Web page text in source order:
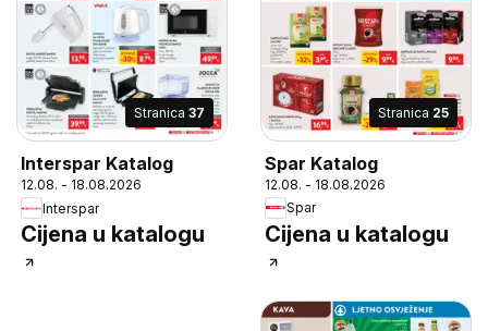
Stranica 37
Interspar Katalog
12.08. - 18.08.2026
Interspar
Cijena u katalogu
Stranica 25
Spar Katalog
12.08. - 18.08.2026
Spar
Cijena u katalogu